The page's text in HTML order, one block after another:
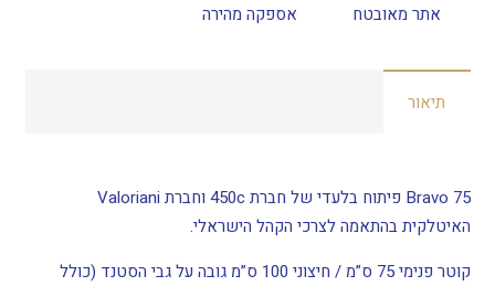
אתר מאובטח אספקה מהירה
תיאור
Bravo 75 פיתוח בלעדי של חברת 450c וחברת Valoriani
האיטלקית בהתאמה לצרכי הקהל הישראלי.
קוטר פנימי 75 ס”מ / חיצוני 100 ס”מ גובה על גבי הסטנד (כולל